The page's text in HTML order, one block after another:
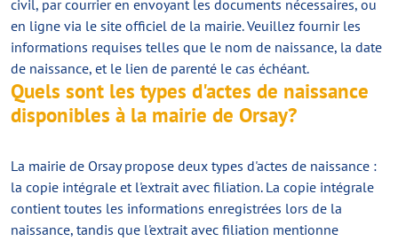
civil, par courrier en envoyant les documents nécessaires, ou
en ligne via le site officiel de la mairie. Veuillez fournir les
informations requises telles que le nom de naissance, la date
de naissance, et le lien de parenté le cas échéant.
Quels sont les types d'actes de naissance
disponibles à la mairie de Orsay?
La mairie de Orsay propose deux types d'actes de naissance :
la copie intégrale et l'extrait avec filiation. La copie intégrale
contient toutes les informations enregistrées lors de la
naissance, tandis que l'extrait avec filiation mentionne